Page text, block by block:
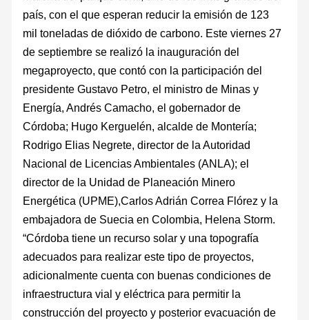
país, con el que esperan reducir la emisión de 123
mil toneladas de dióxido de carbono. Este viernes 27
de septiembre se realizó la inauguración del
megaproyecto, que contó con la participación del
presidente Gustavo Petro, el ministro de Minas y
Energía, Andrés Camacho, el gobernador de
Córdoba; Hugo Kerguelén, alcalde de Montería;
Rodrigo Elias Negrete, director de la Autoridad
Nacional de Licencias Ambientales (ANLA); el
director de la Unidad de Planeación Minero
Energética (UPME),Carlos Adrián Correa Flórez y la
embajadora de Suecia en Colombia, Helena Storm.
“Córdoba tiene un recurso solar y una topografía
adecuados para realizar este tipo de proyectos,
adicionalmente cuenta con buenas condiciones de
infraestructura vial y eléctrica para permitir la
construcción del proyecto y posterior evacuación de